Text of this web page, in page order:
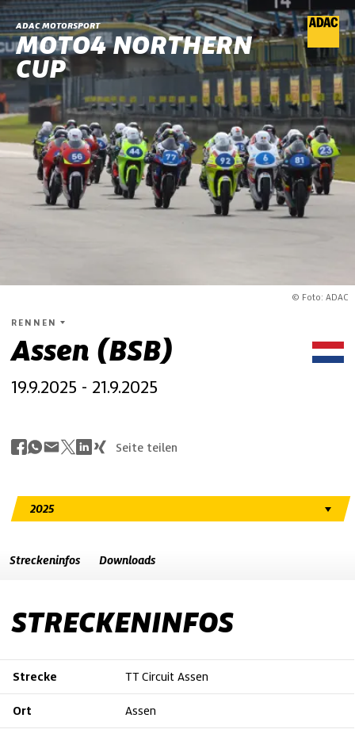
ADAC MOTORSPORT
MOTO4 NORTHERN
CUP
© Foto: ADAC
RENNEN
Assen (BSB)
19.9.2025 - 21.9.2025
Seite teilen
Streckeninfos Downloads
STRECKENINFOS
Strecke TT Circuit Assen
Ort Assen